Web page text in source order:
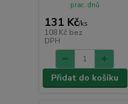
131 Kč/ks
108 Kč bez
DPH
prac. dnů
Přidat do košíku